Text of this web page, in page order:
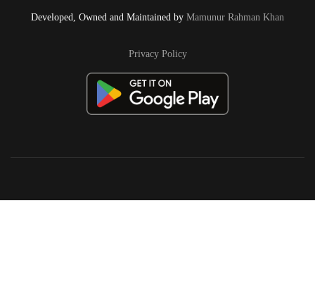
Developed, Owned and Maintained by Mamunur Rahman Khan
Privacy Policy